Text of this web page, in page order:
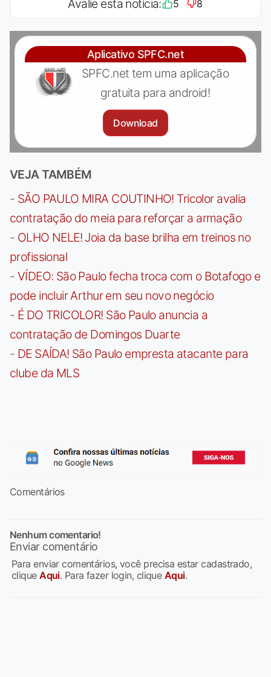
Avalie esta notícia: 5 8
Aplicativo SPFC.net
SPFC.net tem uma aplicação
gratuita para android!
Download
VEJA TAMBÉM
- SÃO PAULO MIRA COUTINHO! Tricolor avalia
contratação do meia para reforçar a armação
- OLHO NELE! Joia da base brilha em treinos no
profissional
- VÍDEO: São Paulo fecha troca com o Botafogo e
pode incluir Arthur em seu novo negócio
- É DO TRICOLOR! São Paulo anuncia a
contratação de Domingos Duarte
- DE SAÍDA! São Paulo empresta atacante para
clube da MLS
Comentários
Nenhum comentario!
Enviar comentário
Para enviar comentários, você precisa estar cadastrado,
cliqueAqui. Para fazer login, clique Aqui.